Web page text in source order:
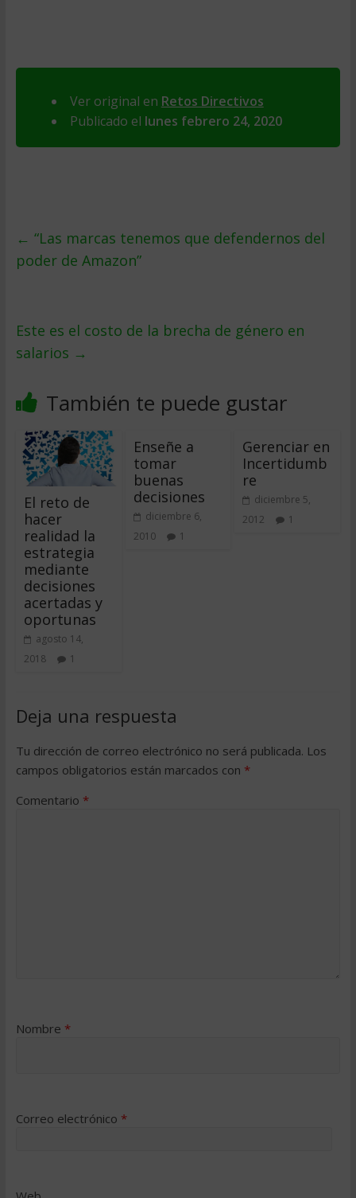
Ver original en Retos Directivos
Publicado el lunes febrero 24, 2020
← “Las marcas tenemos que defendernos del
poder de Amazon”
Este es el costo de la brecha de género en
salarios →
También te puede gustar
El reto de
hacer
realidad la
estrategia
mediante
decisiones
acertadas y
oportunas
agosto 14,
2018
1
Enseñe a
tomar
buenas
decisiones
diciembre 6,
2010
1
Gerenciar en
Incertidumb
re
diciembre 5,
2012
1
Deja una respuesta
Tu dirección de correo electrónico no será publicada. Los
campos obligatorios están marcados con *
Comentario *
Nombre *
Correo electrónico *